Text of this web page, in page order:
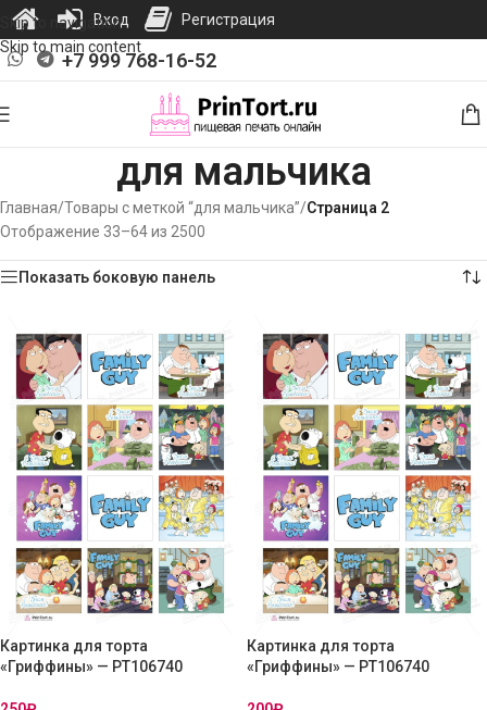
Skip to navigation
Skip to main content
+7 999 768-16-52
для мальчика
Главная/Товары с меткой “для мальчика”/Страница 2
Отображение 33–64 из 2500
Показать боковую панель
Картинка для торта
«Гриффины» — PT106740
Картинка для торта
«Гриффины» — PT106740
Вход Регистрация